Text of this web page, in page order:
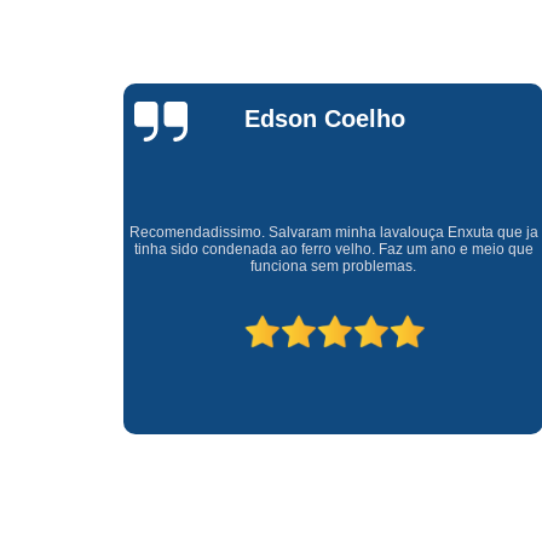
Waldirene
Monteiro
Uma empresa á 41 anos no mercado que sempre valoriza o
cliente ótimo atendimento com garantia de todos o serviços.